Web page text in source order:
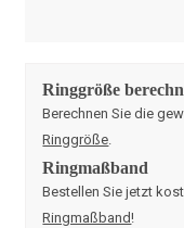
Ringgröße
Berechnen Sie die
Ringgröße
Ringmaßband
Bestellen Sie jetzt
Ringmaßband!